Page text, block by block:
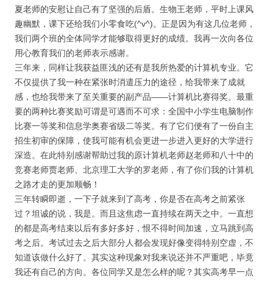
夏老师的安慰让自己有了坚强的后盾。生物王老师，平时上课风
趣幽默，课下还给我们小零食吃(^v^)。正是因为有这几位老师，
我们两个班的全体同学才能够取得更好的成绩。我再一次向各位
用心教育我们的老师表示感谢。
三年来，同样让我获益匪浅的还有是我所热爱的计算机专业。它
不仅提供了我一种在紧张时消遣压力的途径，给我带来了成就
感，也给我带来了至关重要的副产品——计算机比赛得奖。最重
要的两种比赛奖励可谓是可遇而不可求：全国中小学生电脑制作
比赛一等奖和信息学奥赛省级二等奖。有了它们便有了一份自主
招生初审的保障，使我可能有机会更进一步进入更好的大学进行
深造。在此特别感谢帮助过我的原计算机老师赵老师和八十中的
竞赛老师贾老师、北京理工大学的罗老师，有了你们我的计算机
之路才走的更加顺畅！
三年转瞬即逝，一下子就来到了高考，你是否在高考之前紧张
过？坦诚的说，我是。而且这焦虑一直持续在两天之中。一直想
的都是高考结束以后有多好多好，恨不得时间加速，立马跳到高
考之后。考试过去之后大部分人都会发现好像变得特别空虚，不
知道该做什么好了。其实这种现象对我来说还并不严重吧，毕竟
我还有自己的方向。各位同学又是怎么样的呢？其实高考早一点